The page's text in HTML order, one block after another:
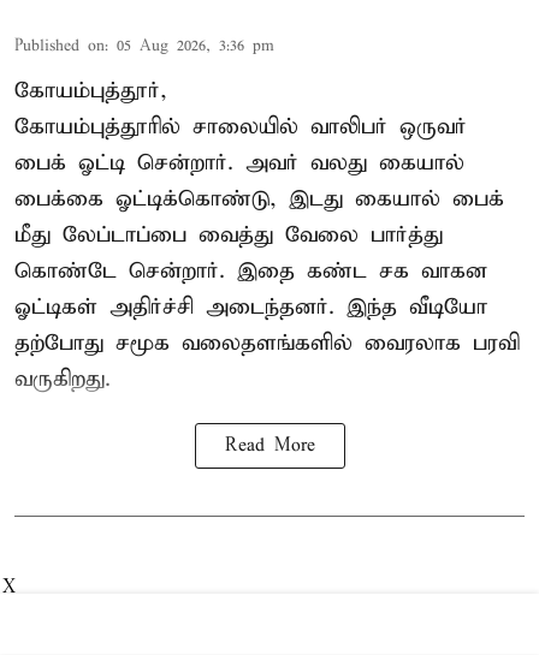
Published on: 05 Aug 2026, 3:36 pm
கோயம்புத்தூர்,
கோயம்புத்தூரில் சாலையில் வாலிபர் ஒருவர்
பைக் ஓட்டி சென்றார். அவர் வலது கையால்
பைக்கை ஓட்டிக்கொண்டு, இடது கையால் பைக்
மீது லேப்டாப்பை வைத்து வேலை பார்த்து
கொண்டே சென்றார். இதை கண்ட சக வாகன
ஓட்டிகள் அதிர்ச்சி அடைந்தனர். இந்த வீடியோ
தற்போது சமூக வலைதளங்களில் வைரலாக பரவி
வருகிறது.
Read More
X